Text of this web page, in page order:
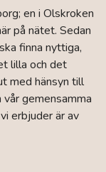
en i Olskroken
på nätet. Sedan
finna nyttiga,
lilla och det
med hänsyn till
gemensamma
erbjuder är av